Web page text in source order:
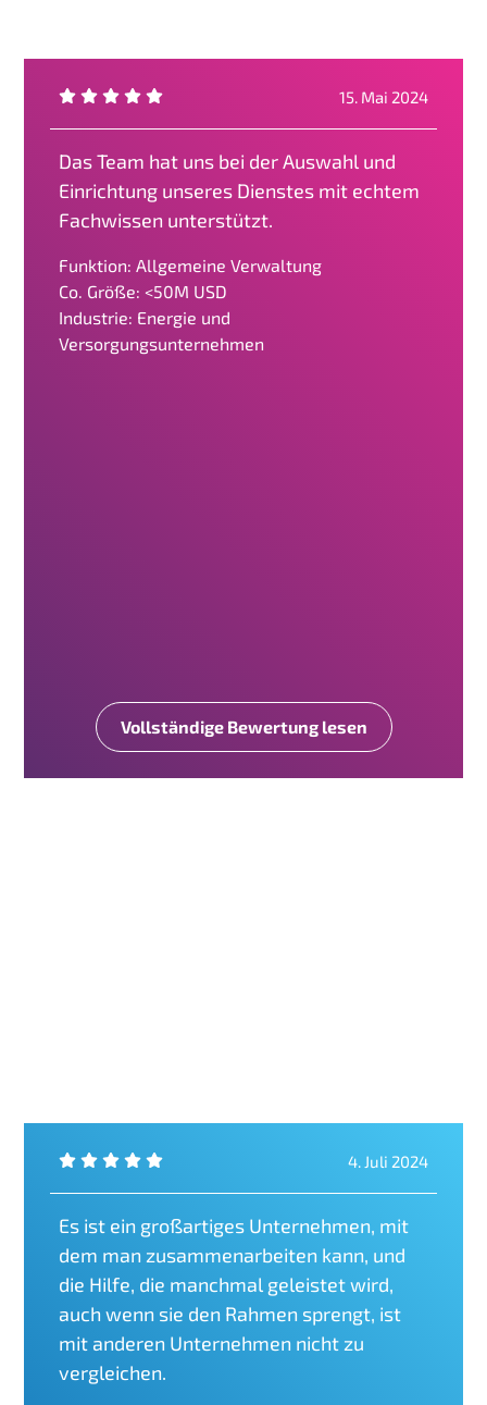
15. Mai 2024
Das Team hat uns bei der Auswahl und
Einrichtung unseres Dienstes mit echtem
Fachwissen unterstützt.
Funktion: Allgemeine Verwaltung
Co. Größe: <50M USD
Industrie: Energie und
Versorgungsunternehmen
Vollständige Bewertung lesen
4. Juli 2024
Es ist ein großartiges Unternehmen, mit
dem man zusammenarbeiten kann, und
die Hilfe, die manchmal geleistet wird,
auch wenn sie den Rahmen sprengt, ist
mit anderen Unternehmen nicht zu
vergleichen.